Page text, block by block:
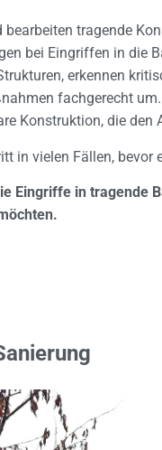
bearbeiten tragende
bei Eingriffen in die
erkennen
fachgerecht
Konstruktion, die den
in vielen Fällen, bevor
Eingriffe in tragende